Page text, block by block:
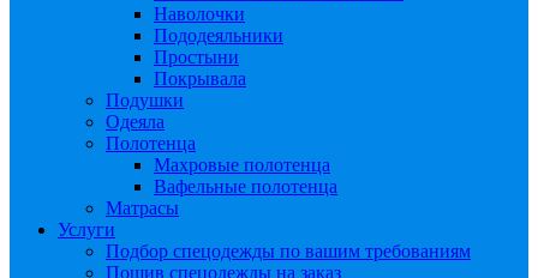
Наволочки
Пододеяльники
Простыни
Покрывала
Подушки
Одеяла
Полотенца
Махровые полотенца
Вафельные полотенца
Матрасы
Услуги
Подбор спецодежды по вашим требованиям
Пошив спецодежды на заказ